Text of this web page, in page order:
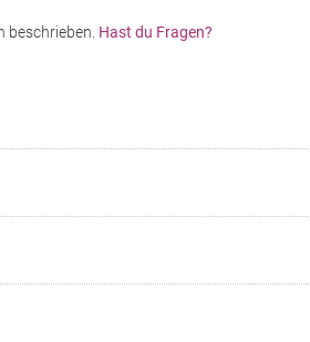
beschrieben. Hast du Fragen?